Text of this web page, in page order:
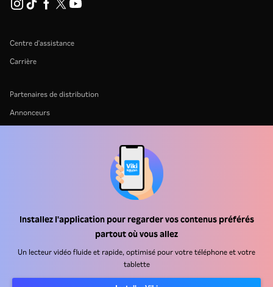
Installez l'application pour regarder vos contenus préférés
partout où vous allez
Un lecteur vidéo fluide et rapide, optimisé pour votre téléphone et votre
tablette
Centre d'assistance
Carrière
Partenaires de distribution
Annonceurs
Politique relative aux cookies et aux technologies de suivi
Politique de droits d'auteur